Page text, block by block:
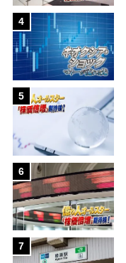
4
5
6
7